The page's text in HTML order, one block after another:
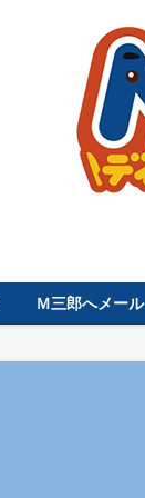
Ｍ三郎へメール